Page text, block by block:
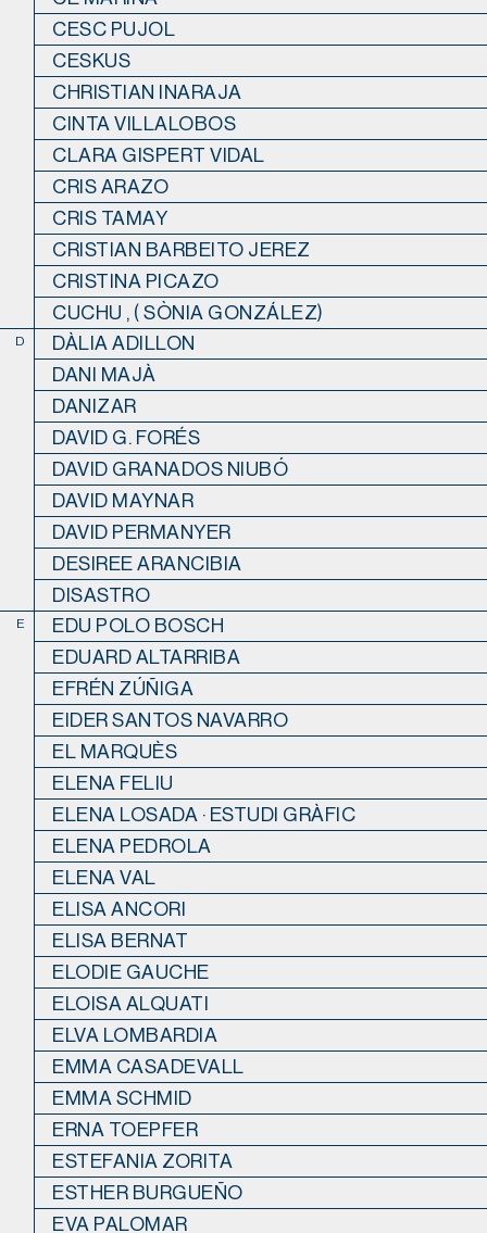
CESC PUJOL
CESKUS
CHRISTIAN INARAJA
CINTA VILLALOBOS
CLARA GISPERT VIDAL
CRIS ARAZO
CRIS TAMAY
CRISTIAN BARBEITO JEREZ
CRISTINA PICAZO
CUCHU , ( SÒNIA GONZÁLEZ)
D
DÀLIA ADILLON
DANI MAJÀ
DANIZAR
DAVID G. FORÉS
DAVID GRANADOS NIUBÓ
DAVID MAYNAR
DAVID PERMANYER
DESIREE ARANCIBIA
DISASTRO
E
EDU POLO BOSCH
EDUARD ALTARRIBA
EFRÉN ZÚÑIGA
EIDER SANTOS NAVARRO
EL MARQUÈS
ELENA FELIU
ELENA LOSADA · ESTUDI GRÀFIC
ELENA PEDROLA
ELENA VAL
ELISA ANCORI
ELISA BERNAT
ELODIE GAUCHE
ELOISA ALQUATI
ELVA LOMBARDIA
EMMA CASADEVALL
EMMA SCHMID
ERNA TOEPFER
ESTEFANIA ZORITA
ESTHER BURGUEÑO
EVA PALOMAR